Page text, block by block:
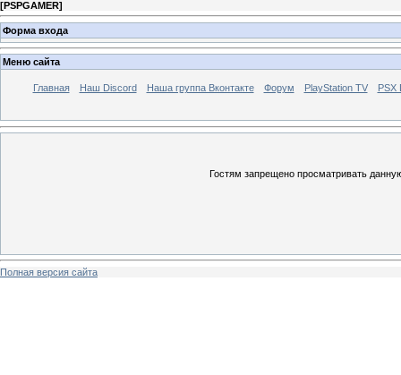
[PSPGAMER]
Форма входа
Меню сайта
Главная Наш Discord Наша группа Вконтакте Форум PlayStation TV PSX
Гостям запрещено просматривать
Полная версия сайта